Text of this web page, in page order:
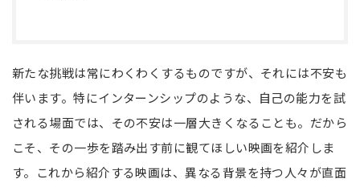
新たな挑戦は常にわくわくするものですが、それには不安も
伴います。特にインターンシップのような、自己の能力を試
される場面では、その不安は一層大きくなることも。だから
こそ、その一歩を踏み出す前に観てほしい映画を紹介しま
す。これから紹介する映画は、異なる背景を持つ人々が直面